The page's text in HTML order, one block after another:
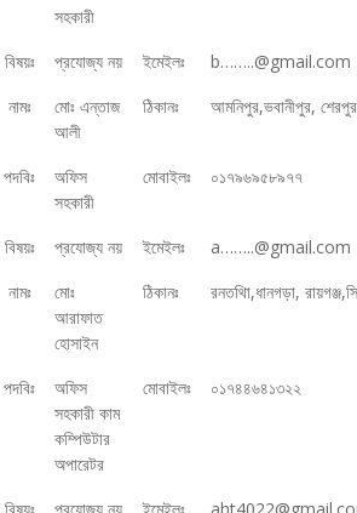
সহকারী
বিষয়ঃ প্রযোজ্য নয় ইমেইলঃ b……..@gmail.com
নামঃ
মোঃ এন্তাজ
আলী
ঠিকানঃ আমনিপুর,ভবানীপুর,
পদবিঃ
অফিস
সহকারী
মোবাইলঃ ০১৭৯৬৯৫৮৯৭৭
বিষয়ঃ প্রযোজ্য নয় ইমেইলঃ a……..@gmail.com
নামঃ
মোঃ
আরাফাত
হোসাইন
ঠিকানঃ রনতথিা,ধানগড়া,
পদবিঃ
অফিস
সহকারী কাম
কম্পিউটার
অপারেটর
মোবাইলঃ ০১৭৪৪৬৪১৩২২